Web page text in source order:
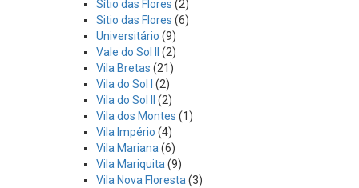
Sítio das Flores (2)
Sitio das Flores (6)
Universitário (9)
Vale do Sol II
(2)
Vila Bretas (21)
Vila do Sol I
(2)
Vila do Sol II
(2)
Vila dos Montes (1)
Vila Império (4)
Vila Mariana (6)
Vila Mariquita (9)
Vila Nova Floresta (3)